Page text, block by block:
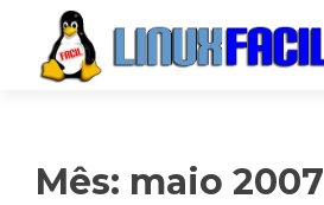
Mês: maio 2007